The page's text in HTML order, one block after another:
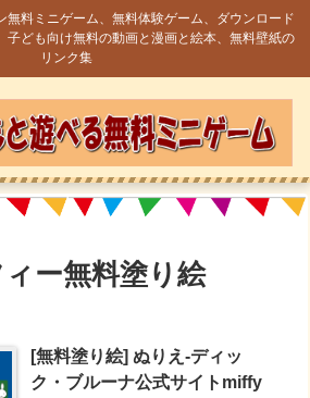
無料ミニゲーム、無料体験ゲーム、ダウンロード
子ども向け無料の動画と漫画と絵本、無料壁紙の
リンク集
ィー無料塗り絵
[無料塗り絵] ぬりえ-ディッ
ク・ブルーナ公式サイトmiffy